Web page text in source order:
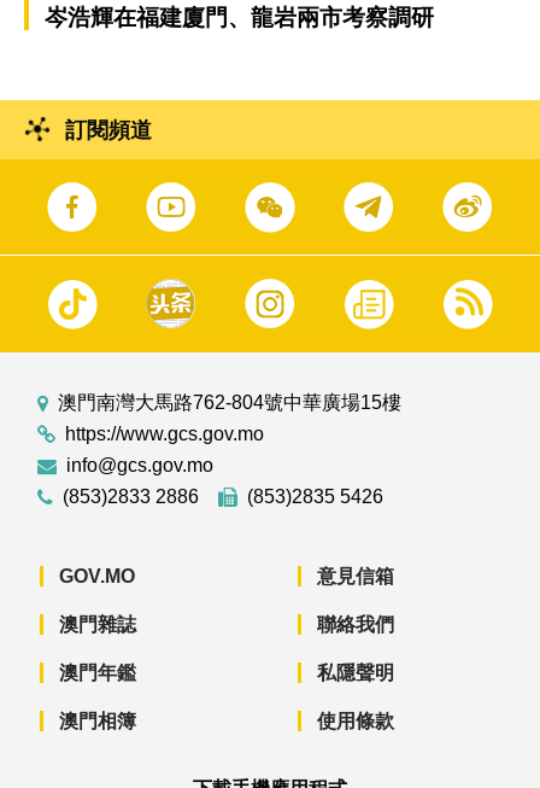
岑浩輝在福建廈門、龍岩兩市考察調研
訂閱頻道
澳門南灣大馬路762-804號中華廣場15樓
https://www.gcs.gov.mo
info@gcs.gov.mo
(853)2833 2886
(853)2835 5426
GOV.MO
澳門雜誌
澳門年鑑
澳門相簿
意見信箱
聯絡我們
私隱聲明
使用條款